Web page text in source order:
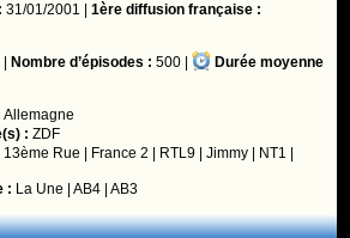
31/01/2001 |1ère diffusion française :
Nombre d’épisodes : 500 |
Durée moyenne
Allemagne
: ZDF
13ème Rue France 2 RTL9 |Jimmy NT1
: La Une |AB4 |AB3